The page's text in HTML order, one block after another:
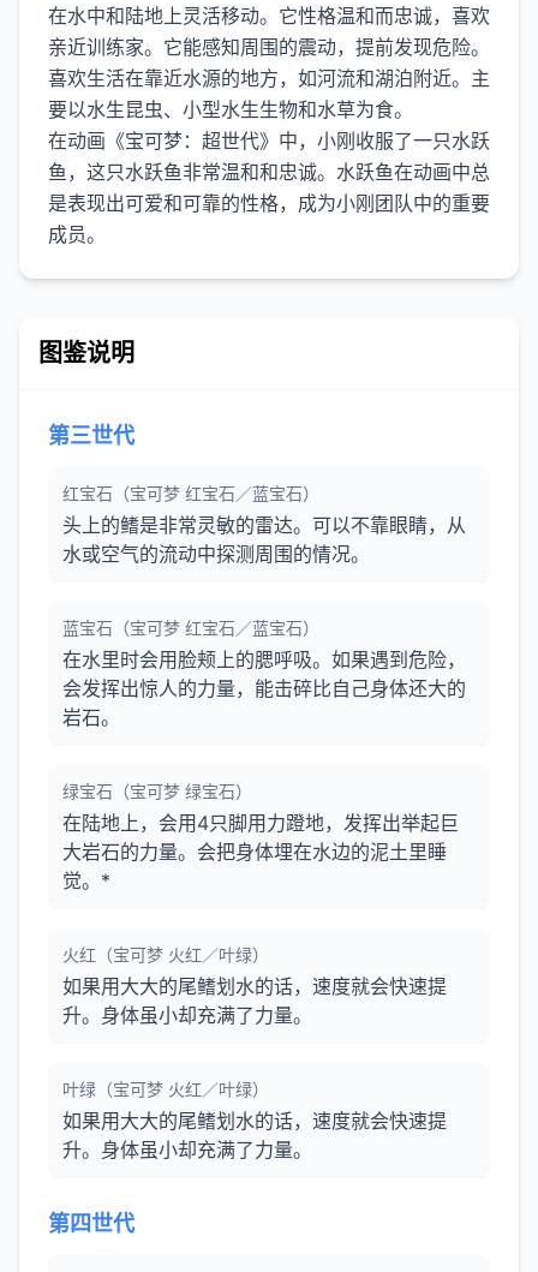
在水中和陆地上灵活移动。它性格温和而忠诚，喜欢
亲近训练家。它能感知周围的震动，提前发现危险。
喜欢生活在靠近水源的地方，如河流和湖泊附近。主
要以水生昆虫、小型水生生物和水草为食。
在动画《宝可梦：超世代》中，小刚收服了一只水跃
鱼，这只水跃鱼非常温和和忠诚。水跃鱼在动画中总
是表现出可爱和可靠的性格，成为小刚团队中的重要
图鉴说明
第三世代
红宝石（宝可梦 红宝石／蓝宝石）
头上的鳍是非常灵敏的雷达。可以不靠眼睛，从
水或空气的流动中探测周围的情况。
蓝宝石（宝可梦 红宝石／蓝宝石）
在水里时会用脸颊上的腮呼吸。如果遇到危险，
会发挥出惊人的力量，能击碎比自己身体还大的
岩石。
绿宝石（宝可梦 绿宝石）
在陆地上，会用4只脚用力蹬地，发挥出举起巨
大岩石的力量。会把身体埋在水边的泥土里睡
觉。*
火红（宝可梦 火红／叶绿）
如果用大大的尾鳍划水的话，速度就会快速提
升。身体虽小却充满了力量。
叶绿（宝可梦 火红／叶绿）
如果用大大的尾鳍划水的话，速度就会快速提
升。身体虽小却充满了力量。
第四世代